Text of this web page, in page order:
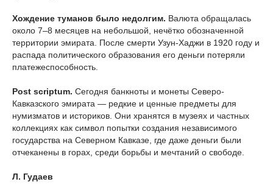
Хождение туманов было недолгим. Валюта обращалась
около 7–8 месяцев на небольшой, нечётко обозначенной
территории эмирата. После смерти Узун-Хаджи в 1920 году и
распада политического образования его деньги потеряли
платежеспособность.
Post scriptum. Сегодня банкноты и монеты Северо-
Кавказского эмирата — редкие и ценные предметы для
нумизматов и историков. Они хранятся в музеях и частных
коллекциях как символ попытки создания независимого
государства на Северном Кавказе, где даже деньги были
отчеканены в горах, среди борьбы и мечтаний о свободе.
Л. Гудаев